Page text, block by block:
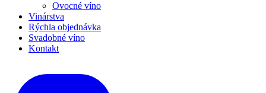
Ovocné víno
Vinárstva
Rýchla objednávka
Svadobné víno
Kontakt